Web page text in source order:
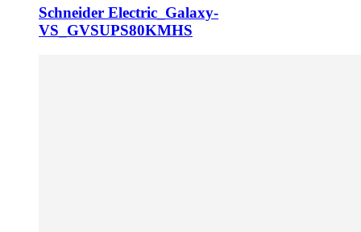
Schneider Electric_Galaxy-
VS_GVSUPS80KMHS